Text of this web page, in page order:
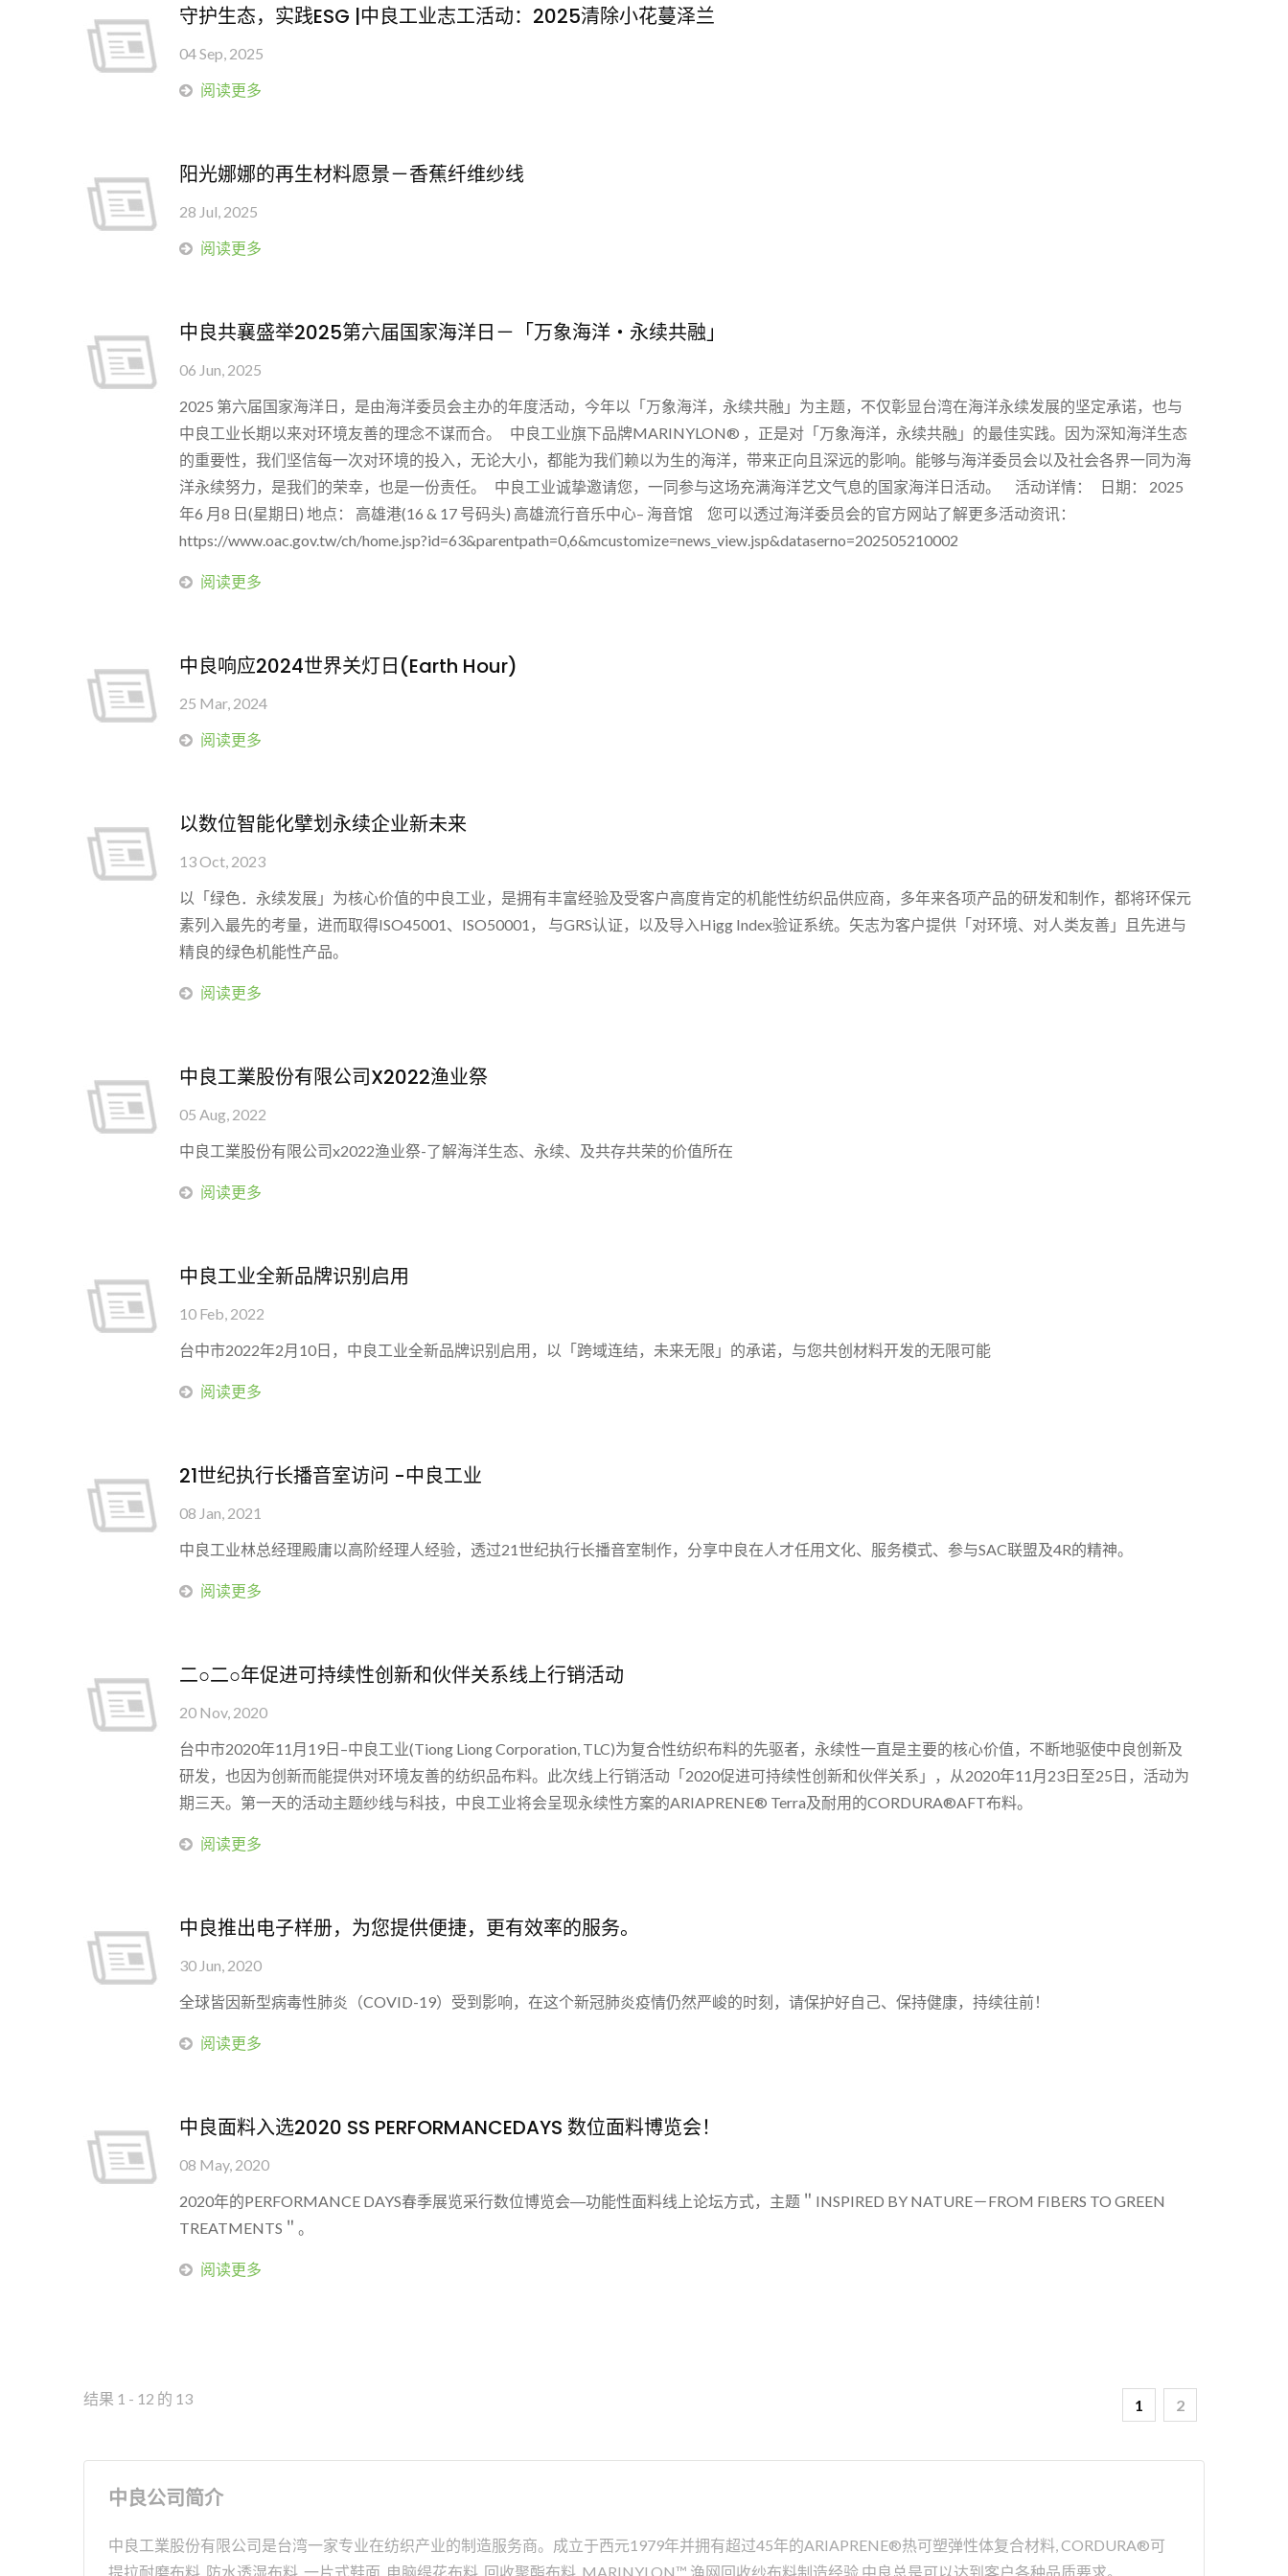
守护生态，实践ESG |中良工业志工活动：2025清除小花蔓泽兰
04 Sep, 2025
阅读更多
阳光娜娜的再生材料愿景－香蕉纤维纱线
28 Jul, 2025
阅读更多
中良共襄盛举2025第六届国家海洋日－「万象海洋‧永续共融」
06 Jun, 2025
2025 第六届国家海洋日，是由海洋委员会主办的年度活动，今年以「万象海洋，永续共融」为主题，不仅彰显台湾在海洋永续发展的坚定承诺，也与
中良工业长期以来对环境友善的理念不谋而合。 中良工业旗下品牌MARINYLON® ，正是对「万象海洋，永续共融」的最佳实践。因为深知海洋生态
的重要性，我们坚信每一次对环境的投入，无论大小，都能为我们赖以为生的海洋，带来正向且深远的影响。能够与海洋委员会以及社会各界一同为海
洋永续努力，是我们的荣幸，也是一份责任。 中良工业诚挚邀请您，一同参与这场充满海洋艺文气息的国家海洋日活动。 活动详情： 日期： 2025
年6 月8 日(星期日) 地点： 高雄港(16 & 17 号码头) 高雄流行音乐中心– 海音馆 您可以透过海洋委员会的官方网站了解更多活动资讯：
https://www.oac.gov.tw/ch/home.jsp?id=63&parentpath=0,6&mcustomize=news_view.jsp&dataserno=202505210002
阅读更多
中良响应2024世界关灯日(Earth Hour)
25 Mar, 2024
阅读更多
以数位智能化擘划永续企业新未来
13 Oct, 2023
以「绿色．永续发展」为核心价值的中良工业，是拥有丰富经验及受客户高度肯定的机能性纺织品供应商，多年来各项产品的研发和制作，都将环保元
素列入最先的考量，进而取得ISO45001、ISO50001， 与GRS认证，以及导入Higg Index验证系统。矢志为客户提供「对环境、对人类友善」且先进与
精良的绿色机能性产品。
阅读更多
中良工業股份有限公司x2022渔业祭
05 Aug, 2022
中良工業股份有限公司x2022渔业祭-了解海洋生态、永续、及共存共荣的价值所在
阅读更多
中良工业全新品牌识别启用
10 Feb, 2022
台中市2022年2月10日，中良工业全新品牌识别启用，以「跨域连结，未来无限」的承诺，与您共创材料开发的无限可能
阅读更多
21世纪执行长播音室访问 -中良工业
08 Jan, 2021
中良工业林总经理殿庸以高阶经理人经验，透过21世纪执行长播音室制作，分享中良在人才任用文化、服务模式、参与SAC联盟及4R的精神。
阅读更多
二○二○年促进可持续性创新和伙伴关系线上行销活动
20 Nov, 2020
台中市2020年11月19日–中良工业(Tiong Liong Corporation, TLC)为复合性纺织布料的先驱者，永续性一直是主要的核心价值，不断地驱使中良创新及
研发，也因为创新而能提供对环境友善的纺织品布料。此次线上行销活动「2020促进可持续性创新和伙伴关系」，从2020年11月23日至25日，活动为
期三天。第一天的活动主题纱线与科技，中良工业将会呈现永续性方案的ARIAPRENE® Terra及耐用的CORDURA®AFT布料。
阅读更多
中良推出电子样册，为您提供便捷，更有效率的服务。
30 Jun, 2020
全球皆因新型病毒性肺炎（COVID-19）受到影响，在这个新冠肺炎疫情仍然严峻的时刻，请保护好自己、保持健康，持续往前！
阅读更多
中良面料入选2020 SS PERFORMANCEDAYS 数位面料博览会！
08 May, 2020
2020年的PERFORMANCE DAYS春季展览采行数位博览会―功能性面料线上论坛方式，主题＂INSPIRED BY NATURE－FROM FIBERS TO GREEN
TREATMENTS＂。
阅读更多
结果 1 - 12 的 13 1 2
中良公司简介
中良工業股份有限公司是台湾一家专业在纺织产业的制造服务商。成立于西元1979年并拥有超过45年的ARIAPRENE®热可塑弹性体复合材料, CORDURA®可
提拉耐磨布料, 防水透湿布料, 一片式鞋面, 电脑缇花布料, 回收聚酯布料, MARINYLON™ 渔网回收纱布料制造经验,中良总是可以达到客户各种品质要求。